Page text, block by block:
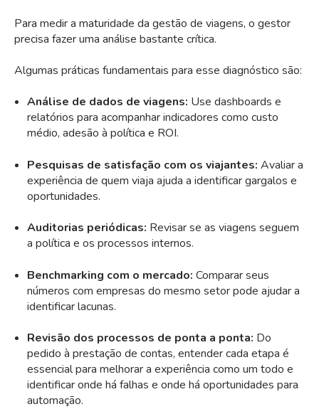
Para medir a maturidade da gestão de viagens, o gestor
precisa fazer uma análise bastante crítica.
Algumas práticas fundamentais para esse diagnóstico são:
Análise de dados de viagens: Use dashboards e
relatórios para acompanhar indicadores como custo
médio, adesão à política e ROI.
Pesquisas de satisfação com os viajantes: Avaliar a
experiência de quem viaja ajuda a identificar gargalos e
oportunidades.
Auditorias periódicas: Revisar se as viagens seguem
a política e os processos internos.
Benchmarking com o mercado: Comparar seus
números com empresas do mesmo setor pode ajudar a
identificar lacunas.
Revisão dos processos de ponta a ponta: Do
pedido à prestação de contas, entender cada etapa é
essencial para melhorar a experiência como um todo e
identificar onde há falhas e onde há oportunidades para
automação.